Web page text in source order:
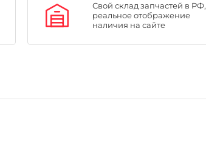
Свой склад запчастей в РФ,
реальное отображение
наличия на сайте